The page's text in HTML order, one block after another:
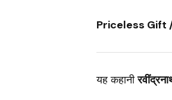
Priceless Gift
यह कहानी